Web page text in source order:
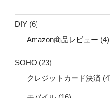
DIY (6)
Amazon商品レビュー (4)
SOHO (23)
クレジットカード決済